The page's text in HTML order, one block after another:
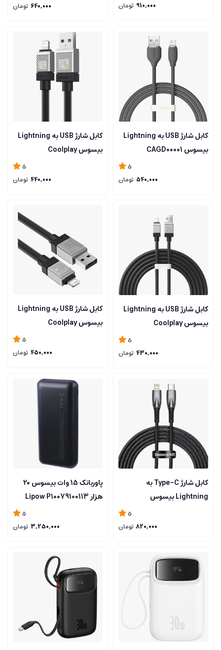
910,000 تومان
640,000 تومان
کابل شارژ USB به Lightning
بیسوس CAGD00001
5
540,000 تومان
کابل شارژ USB به Lightning
بیسوس Coolplay
5
440,000 تومان
کابل شارژ USB به Lightning
بیسوس Coolplay
5
430,000 تومان
کابل شارژ USB به Lightning
بیسوس Coolplay
5
450,000 تومان
کابل شارژ Type-C به
Lightning بیسوس
5
820,000 تومان
پاوربانک 15 وات بیسوس 20
هزار Lipow P10079100113
5
3,250,000 تومان